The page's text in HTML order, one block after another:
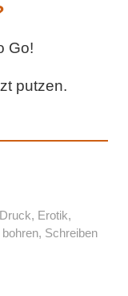
Druck, Erotik,
bohren, Schreiben
Go!
putzen.